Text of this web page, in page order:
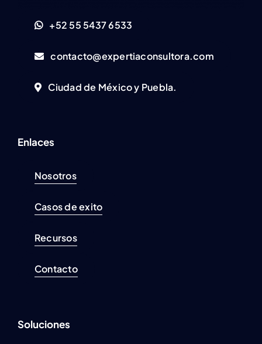
+52 55 5437 6533
contacto@expertiaconsultora.com
Ciudad de México y Puebla.
Enlaces
Nosotros
Casos de exito
Recursos
Contacto
Soluciones